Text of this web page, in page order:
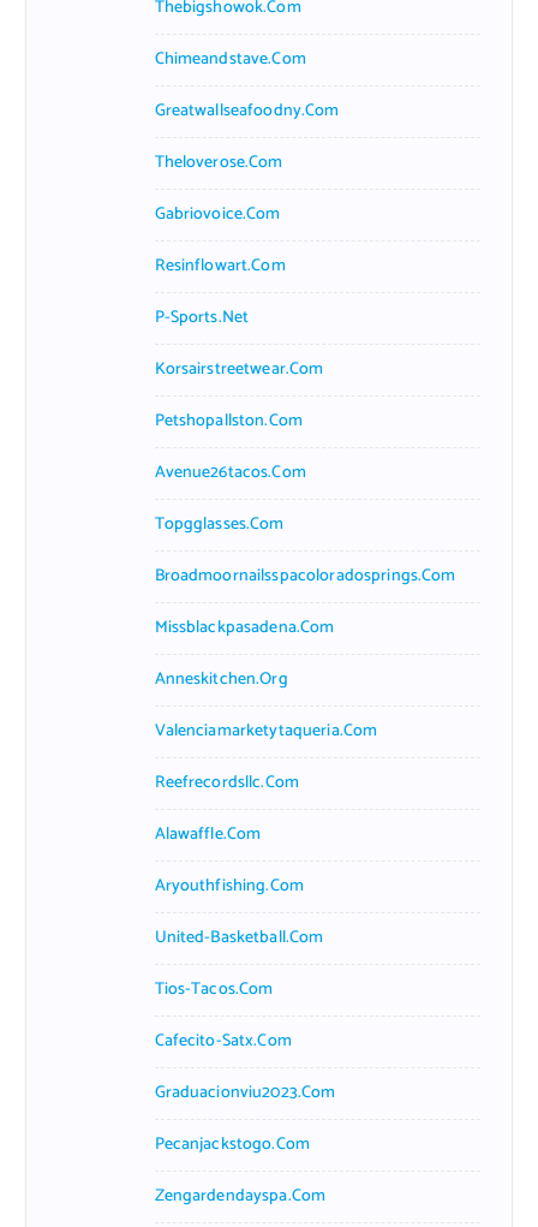
Thebigshowok.com
Chimeandstave.com
Greatwallseafoodny.com
Theloverose.com
Gabriovoice.com
Resinflowart.com
P-Sports.net
Korsairstreetwear.com
Petshopallston.com
Avenue26tacos.com
Topgglasses.com
Broadmoornailsspacoloradosprings.com
Missblackpasadena.com
Anneskitchen.org
Valenciamarketytaqueria.com
Reefrecordsllc.com
Alawaffle.com
Aryouthfishing.com
United-Basketball.com
Tios-Tacos.com
Cafecito-Satx.com
Graduacionviu2023.com
Pecanjackstogo.com
Zengardendayspa.com